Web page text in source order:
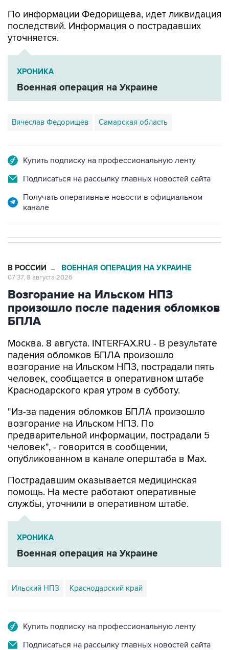
По информации Федорищева, идет ликвидация
последствий. Информация о пострадавших
уточняется.
ХРОНИКА
Военная операция на Украине
Вячеслав Федорищев Самарская область
Купить подписку на профессиональную ленту
Подписаться на рассылку главных новостей сайта
Получать оперативные новости в официальном
канале
В РОССИИ → ВОЕННАЯ ОПЕРАЦИЯ НА УКРАИНЕ
07:37, 8 августа 2026
Возгорание на Ильском НПЗ
произошло после падения обломков
БПЛА
Москва. 8 августа. INTERFAX.RU - В результате
падения обломков БПЛА произошло
возгорание на Ильском НПЗ, пострадали пять
человек, сообщается в оперативном штабе
Краснодарского края утром в субботу.
"Из-за падения обломков БПЛА произошло
возгорание на Ильском НПЗ. По
предварительной информации, пострадали 5
человек", - говорится в сообщении,
опубликованном в канале оперштаба в Max.
Пострадавшим оказывается медицинская
помощь. На месте работают оперативные
службы, уточнили в оперативном штабе.
ХРОНИКА
Военная операция на Украине
Ильский НПЗ Краснодарский край
Купить подписку на профессиональную ленту
Подписаться на рассылку главных новостей сайта